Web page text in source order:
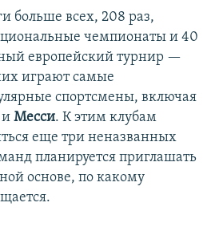
больше всех, 208 раз,
чемпионаты и 40
европейский турнир —
играют самые
спортсмены, включая
Месси. К этим клубам
еще три неназванных
планируется приглашать
основе, по какому